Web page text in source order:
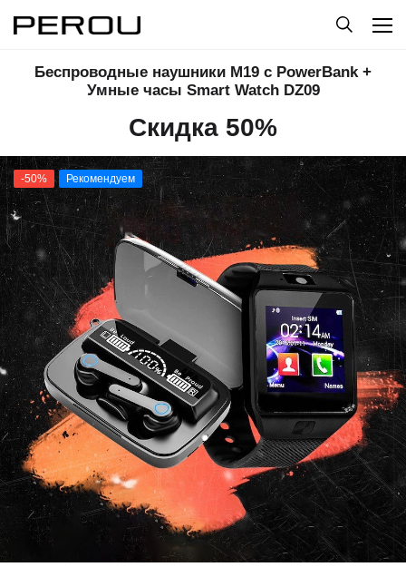
Беспроводные наушники M19 с PowerBank +
Умные часы Smart Watch DZ09
Скидка 50%
-50% Рекомендуем